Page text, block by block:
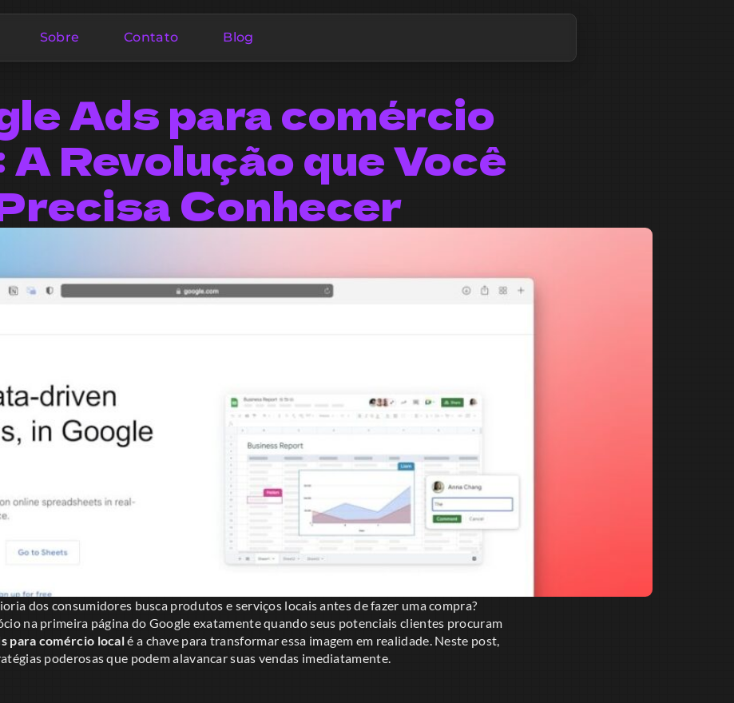
Sobre Contato Blog
Ads para comércio
A Revolução que Você
Conhecer
dos consumidores busca produtos e serviços locais antes de fazer uma compra?
na primeira página do Google exatamente quando seus potenciais clientes procuram
para comércio localé a chave para transformar essa imagem em realidade. Neste post,
poderosas que podem alavancar suas vendas imediatamente.